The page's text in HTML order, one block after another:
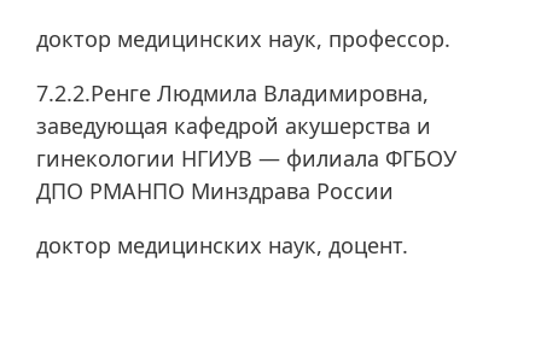
доктор медицинских наук, профессор.
7.2.2.Ренге Людмила Владимировна,
заведующая кафедрой акушерства и
гинекологии НГИУВ — филиала ФГБОУ
ДПО РМАНПО Минздрава России
доктор медицинских наук, доцент.